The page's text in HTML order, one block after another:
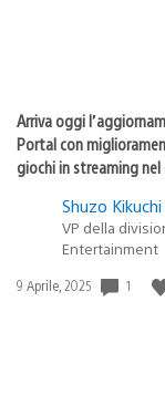
Arriva oggi
Portal con
giochi in streaming nel
Shuzo Kikuchi
VP della
Entertainment
Data
9 Aprile, 2025 1